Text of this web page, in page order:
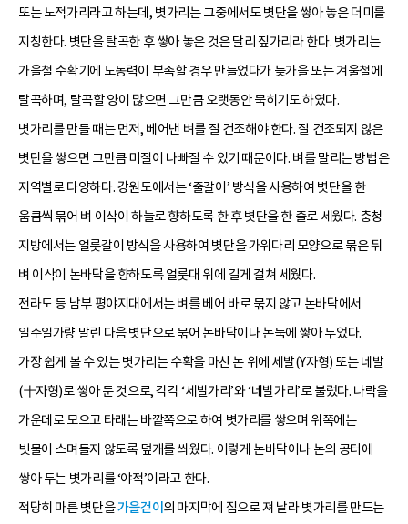
또는 노적가리라고 하는데, 볏가리는 그중에서도 볏단을 쌓아 놓은 더미를
지칭한다. 볏단을 탈곡한 후 쌓아 놓은 것은 달리 짚가리라 한다. 볏가리는
가을철 수확기에 노동력이 부족할 경우 만들었다가 늦가을 또는 겨울철에
탈곡하며, 탈곡할 양이 많으면 그만큼 오랫동안 묵히기도 하였다.
볏가리를 만들 때는 먼저, 베어낸 벼를 잘 건조해야 한다. 잘 건조되지 않은
볏단을 쌓으면 그만큼 미질이 나빠질 수 있기 때문이다. 벼를 말리는 방법은
지역별로 다양하다. 강원도에서는 ‘줄갈이’ 방식을 사용하여 볏단을 한
움큼씩 묶어 벼 이삭이 하늘로 향하도록 한 후 볏단을 한 줄로 세웠다. 충청
지방에서는 얼룻갈이 방식을 사용하여 볏단을 가위다리 모양으로 묶은 뒤
벼 이삭이 논바닥을 향하도록 얼룻대 위에 길게 걸쳐 세웠다.
전라도 등 남부 평야지대에서는 벼를 베어 바로 묶지 않고 논바닥에서
일주일가량 말린 다음 볏단으로 묶어 논바닥이나 논둑에 쌓아 두었다.
가장 쉽게 볼 수 있는 볏가리는 수확을 마친 논 위에 세발(Y자형) 또는 네발
(十자형)로 쌓아 둔 것으로, 각각 ‘세발가리’와 ‘네발가리’로 불렀다. 나락을
가운데로 모으고 타래는 바깥쪽으로 하여 볏가리를 쌓으며 위쪽에는
빗물이 스며들지 않도록 덮개를 씌웠다. 이렇게 논바닥이나 논의 공터에
쌓아 두는 볏가리를 ‘야적’이라고 한다.
적당히 마른 볏단을가을걷이 의 마지막에 집으로 져 날라 볏가리를 만드는